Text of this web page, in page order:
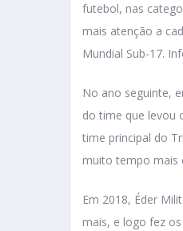
futebol, nas
mais atenção a
Mundial Sub-17.
No ano seguinte,
do time que levou
time principal do
muito tempo mais
Em 2018, Éder
mais, e logo fez